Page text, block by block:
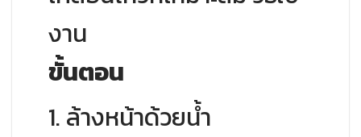
งาน
ขั้นตอน
1. ล้างหน้าด้วยน้ำ